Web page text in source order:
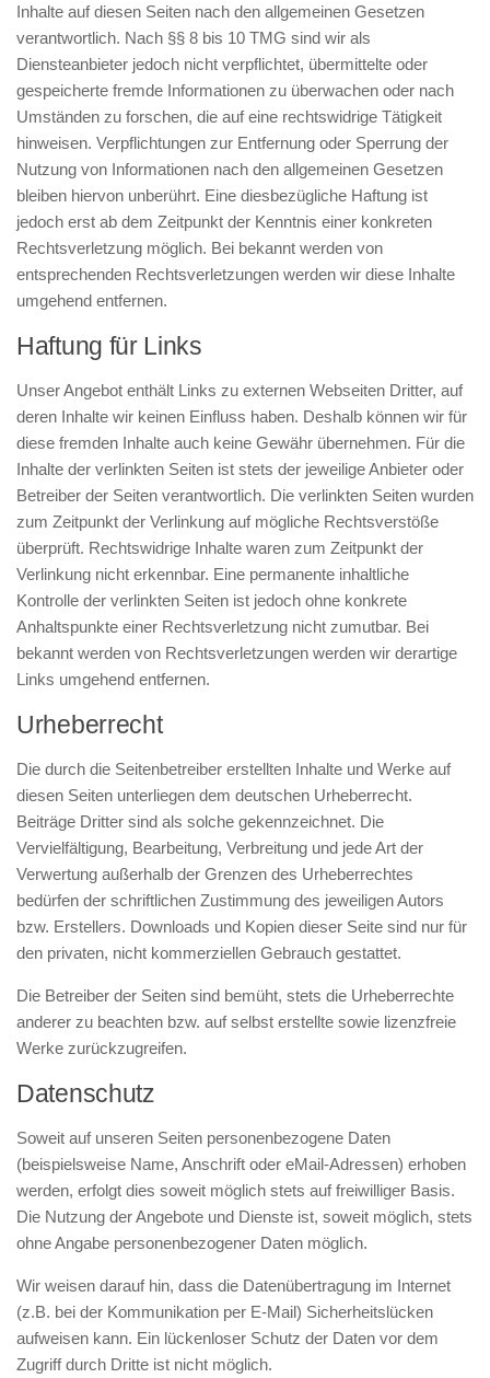
Inhalte auf diesen Seiten nach den allgemeinen Gesetzen
verantwortlich. Nach §§ 8 bis 10 TMG sind wir als
Diensteanbieter jedoch nicht verpflichtet, übermittelte oder
gespeicherte fremde Informationen zu überwachen oder nach
Umständen zu forschen, die auf eine rechtswidrige Tätigkeit
hinweisen. Verpflichtungen zur Entfernung oder Sperrung der
Nutzung von Informationen nach den allgemeinen Gesetzen
bleiben hiervon unberührt. Eine diesbezügliche Haftung ist
jedoch erst ab dem Zeitpunkt der Kenntnis einer konkreten
Rechtsverletzung möglich. Bei bekannt werden von
entsprechenden Rechtsverletzungen werden wir diese Inhalte
umgehend entfernen.
Haftung für Links
Unser Angebot enthält Links zu externen Webseiten Dritter, auf
deren Inhalte wir keinen Einfluss haben. Deshalb können wir für
diese fremden Inhalte auch keine Gewähr übernehmen. Für die
Inhalte der verlinkten Seiten ist stets der jeweilige Anbieter oder
Betreiber der Seiten verantwortlich. Die verlinkten Seiten wurden
zum Zeitpunkt der Verlinkung auf mögliche Rechtsverstöße
überprüft. Rechtswidrige Inhalte waren zum Zeitpunkt der
Verlinkung nicht erkennbar. Eine permanente inhaltliche
Kontrolle der verlinkten Seiten ist jedoch ohne konkrete
Anhaltspunkte einer Rechtsverletzung nicht zumutbar. Bei
bekannt werden von Rechtsverletzungen werden wir derartige
Links umgehend entfernen.
Urheberrecht
Die durch die Seitenbetreiber erstellten Inhalte und Werke auf
diesen Seiten unterliegen dem deutschen Urheberrecht.
Beiträge Dritter sind als solche gekennzeichnet. Die
Vervielfältigung, Bearbeitung, Verbreitung und jede Art der
Verwertung außerhalb der Grenzen des Urheberrechtes
bedürfen der schriftlichen Zustimmung des jeweiligen Autors
bzw. Erstellers. Downloads und Kopien dieser Seite sind nur für
den privaten, nicht kommerziellen Gebrauch gestattet.
Die Betreiber der Seiten sind bemüht, stets die Urheberrechte
anderer zu beachten bzw. auf selbst erstellte sowie lizenzfreie
Werke zurückzugreifen.
Datenschutz
Soweit auf unseren Seiten personenbezogene Daten
(beispielsweise Name, Anschrift oder eMail-Adressen) erhoben
werden, erfolgt dies soweit möglich stets auf freiwilliger Basis.
Die Nutzung der Angebote und Dienste ist, soweit möglich, stets
ohne Angabe personenbezogener Daten möglich.
Wir weisen darauf hin, dass die Datenübertragung im Internet
(z.B. bei der Kommunikation per E-Mail) Sicherheitslücken
aufweisen kann. Ein lückenloser Schutz der Daten vor dem
Zugriff durch Dritte ist nicht möglich.